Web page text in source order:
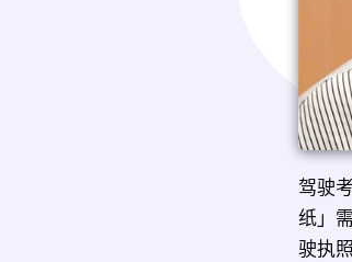
驾驶
纸」
驶执